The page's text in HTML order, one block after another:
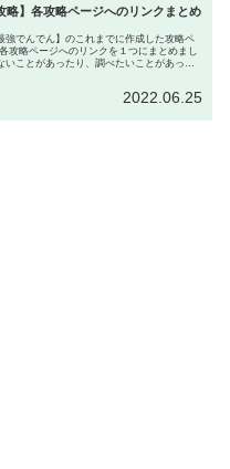
略】各攻略ページへのリンクまとめ
強でんでん】のこれまでに作成した攻略ペ
攻略ページへのリンクを１つにまとめまし
いことがあったり、調べたいことがあった
2022.06.25